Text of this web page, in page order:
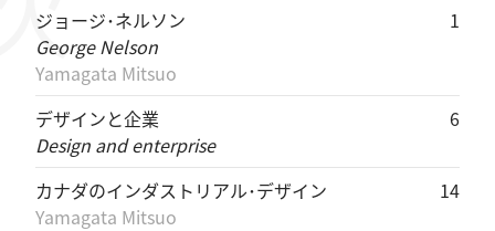
ジョージ･ネルソン
George Nelson
Yamagata Mitsuo
1
デザインと企業
Design and enterprise
6
カナダのインダストリアル･デザイン
Yamagata Mitsuo
14